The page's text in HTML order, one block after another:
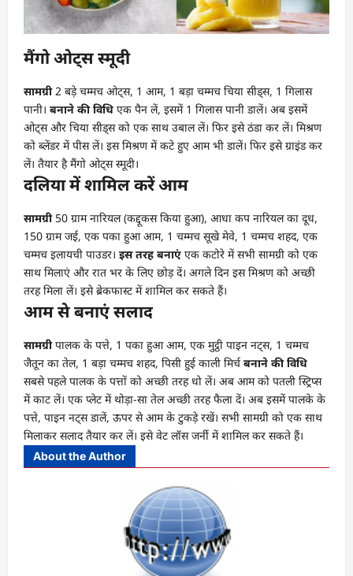
मैंगो ओट्स स्मूदी
सामग्री2 बड़े चम्मच ओट्स, 1 आम, 1 बड़ा चम्मच चिया सीड्स, 1 गिलास
पानी। बनाने की विधि एक पैन लें, इसमें 1 गिलास पानी डालें। अब इसमें
ओट्स और चिया सीड्स को एक साथ उबाल लें। फिर इसे ठंडा कर लें। मिश्रण
को ब्लेंडर में पीस लें। इस मिश्रण में कटे हुए आम भी डालें। फिर इसे ग्राइंड कर
लें। तैयार है मैंगो ओट्स स्मूदी।
दलिया में शामिल करें आम
सामग्री50 ग्राम नारियल (कद्दूकस किया हुआ), आधा कप नारियल का दूध,
150 ग्राम जई, एक पका हुआ आम, 1 चम्मच सूखे मेवे, 1 चम्मच शहद, एक
चम्मच इलायची पाउडर। इस तरह बनाएं एक कटोरे में सभी सामग्री को एक
साथ मिलाएं और रात भर के लिए छोड़ दें। अगले दिन इस मिश्रण को अच्छी
तरह मिला लें। इसे ब्रेकफास्ट में शामिल कर सकते हैं।
आम से बनाएं सलाद
सामग्रीपालक के पत्ते, 1 पका हुआ आम, एक मुट्ठी पाइन नट्स, 1 चम्मच
जैतून का तेल, 1 बड़ा चम्मच शहद, पिसी हुई काली मिर्च बनाने की विधि
सबसे पहले पालक के पत्तों को अच्छी तरह धो लें। अब आम को पतली स्ट्रिप्स
में काट लें। एक प्लेट में थोड़ा-सा तेल अच्छी तरह फैला दें। अब इसमें पालके के
पत्ते, पाइन नट्स डालें, ऊपर से आम के टुकड़े रखें। सभी सामग्री को एक साथ
मिलाकर सलाद तैयार कर लें। इसे वेट लॉस जर्नी में शामिल कर सकते हैं।
About the Author